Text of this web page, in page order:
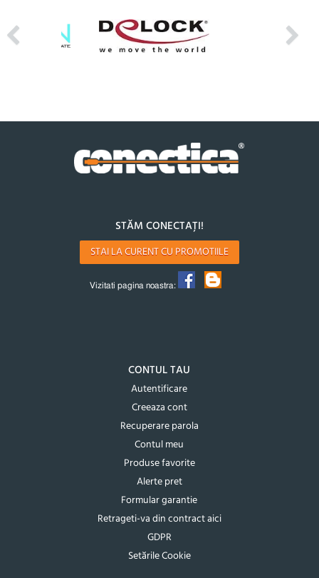
STĂM CONECTAȚI!
STAI LA CURENT CU PROMOTIILE
Vizitati pagina noastra:
CONTUL TAU
Autentificare
Creeaza cont
Recuperare parola
Contul meu
Produse favorite
Alerte pret
Formular garantie
Retrageti-va din contract aici
GDPR
Setările Cookie